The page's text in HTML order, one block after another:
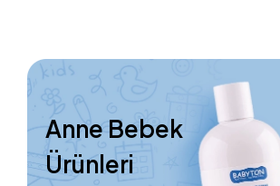
Anne Bebek
Ürünleri